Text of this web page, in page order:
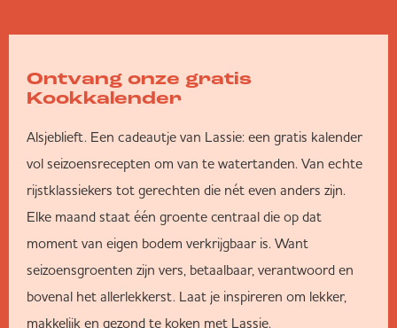
Ontvang onze gratis
Kookkalender
Alsjeblieft. Een cadeautje van Lassie: een gratis kalender
vol seizoensrecepten om van te watertanden. Van echte
rijstklassiekers tot gerechten die nét even anders zijn.
Elke maand staat één groente centraal die op dat
moment van eigen bodem verkrijgbaar is. Want
seizoensgroenten zijn vers, betaalbaar, verantwoord en
bovenal het allerlekkerst. Laat je inspireren om lekker,
makkelijk en gezond te koken met Lassie.